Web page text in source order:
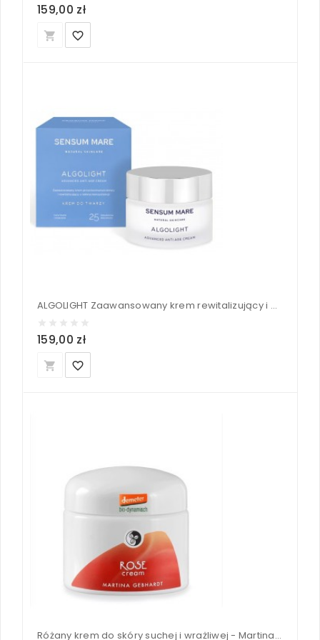
159,00 zł
local_grocery_store favorite_border
ALGOLIGHT Zaawansowany krem rewitalizujący i przeciwzmarszczkowy - Sensum Mare 50 ml
159,00 zł
local_grocery_store favorite_border
Różany krem do skóry suchej i wrażliwej - Martina Gebhardt 50 ml